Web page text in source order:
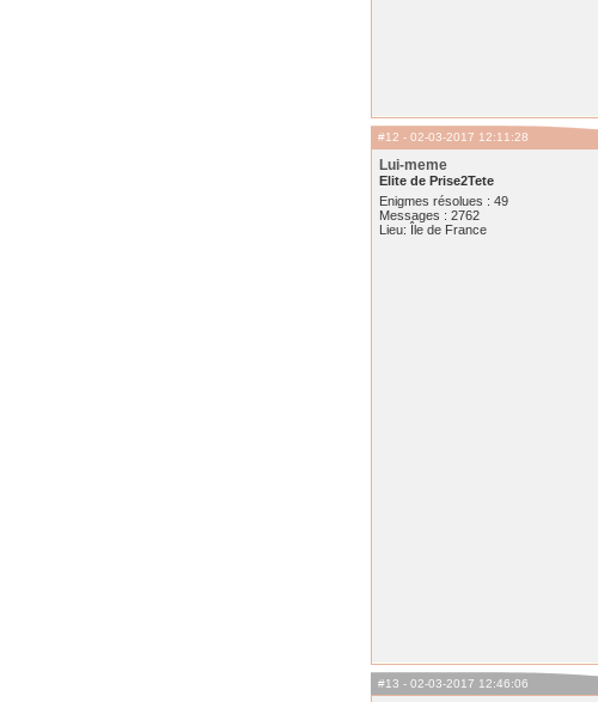
#12 - 02-03-2017 12:11:28
Lui-meme
Elite de Prise2Tete
Enigmes résolues : 49
Messages : 2762
Lieu: Île de France
#13 - 02-03-2017 12:46:06